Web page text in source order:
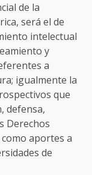
de la
será el de
intelectual
y
a
igualmente la
que
defensa,
Derechos
aportes a
de